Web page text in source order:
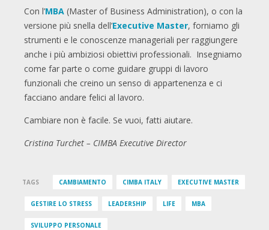
Con l’MBA (Master of Business Administration), o con la
versione più snella dell’Executive Master, forniamo gli
strumenti e le conoscenze manageriali per raggiungere
anche i più ambiziosi obiettivi professionali. Insegniamo
come far parte o come guidare gruppi di lavoro
funzionali che creino un senso di appartenenza e ci
facciano andare felici al lavoro.
Cambiare non è facile. Se vuoi, fatti aiutare.
Cristina Turchet – CIMBA Executive Director
TAGS CAMBIAMENTO CIMBA ITALY EXECUTIVE MASTER
GESTIRE LO STRESS LEADERSHIP LIFE MBA
SVILUPPO PERSONALE